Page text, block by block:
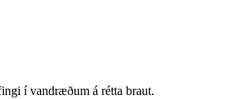
í vandræðum á rétta braut.